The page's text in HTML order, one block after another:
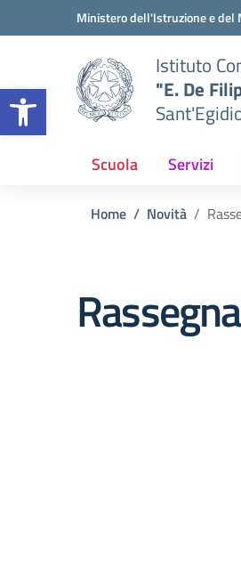
Apri la barra degli
Vai ai contenuti
Vai al menu di navigazioneMinistero dell'Istruzione e del
Istituto
"E. De
Scuola Servizi
Home Novità